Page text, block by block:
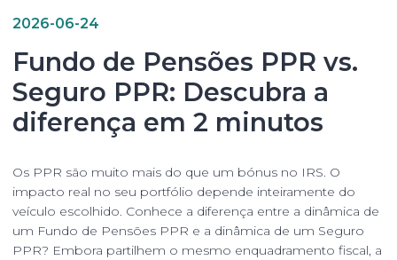
2026-06-24
Fundo de Pensões PPR vs.
Seguro PPR: Descubra a
diferença em 2 minutos
Os PPR são muito mais do que um bónus no IRS. O
impacto real no seu portfólio depende inteiramente do
veículo escolhido. Conhece a diferença entre a dinâmica de
um Fundo de Pensões PPR e a dinâmica de um Seguro
PPR? Embora partilhem o mesmo enquadramento fiscal, a